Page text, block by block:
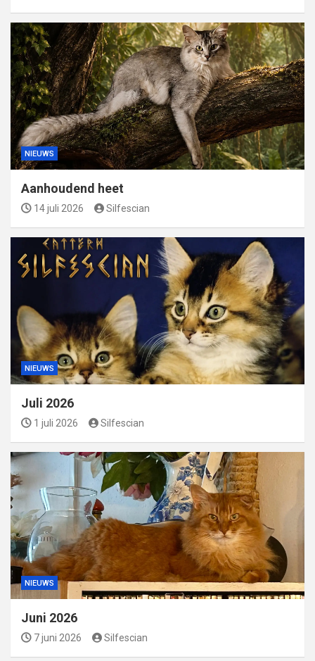
NIEUWS
Aanhoudend heet
14 juli 2026 Silfescian
NIEUWS
Juli 2026
1 juli 2026 Silfescian
NIEUWS
Juni 2026
7 juni 2026 Silfescian